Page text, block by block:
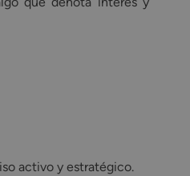
activo y estratégico.